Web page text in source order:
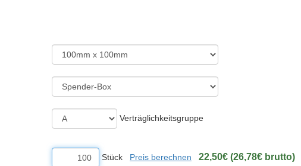
Verträglichkeitsgruppe
Stück Preis berechnen 22,50€ (26,78€ brutto)